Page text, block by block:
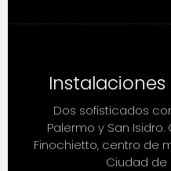
Dos sofisticados
Palermo y San
Finochietto, centro de
Ciudad de